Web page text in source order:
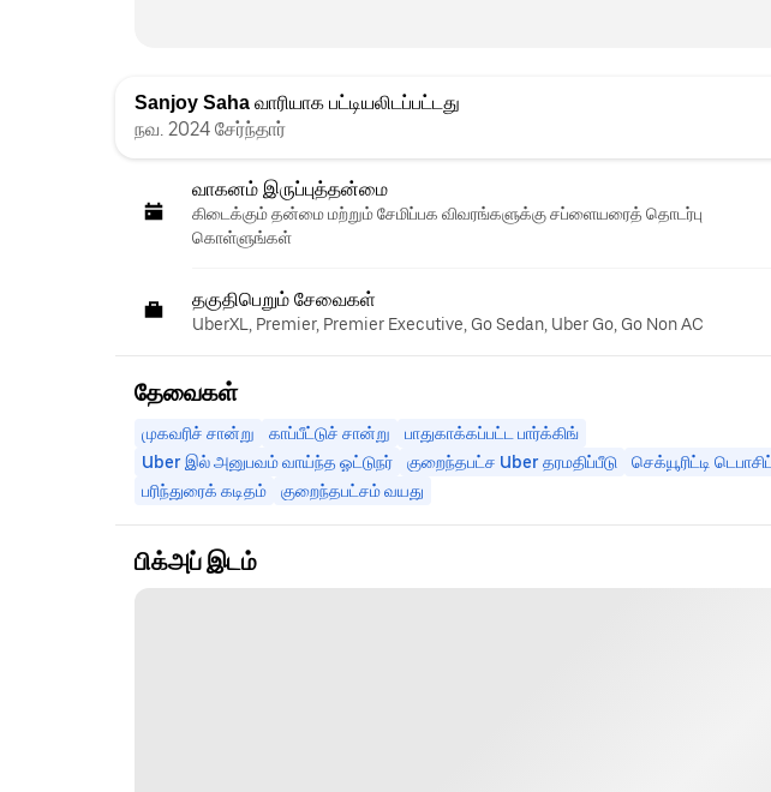
Sanjoy Saha வாரியாக பட்டியலிடப்பட்டது
நவ. 2024 சேர்ந்தார்
வாகனம் இருப்புத்தன்மை
கிடைக்கும் தன்மை மற்றும் சேமிப்பக விவரங்களுக்கு சப்ளையரைத் தொடர்பு
கொள்ளுங்கள்
தகுதிபெறும் சேவைகள்
UberXL, Premier, Premier Executive, Go Sedan, Uber Go, Go Non AC
தேவைகள்
முகவரிச் சான்று காப்பீட்டுச் சான்று
பாதுகாக்கப்பட்ட பார்க்கிங்
Uber இல் அனுபவம் வாய்ந்த ஓட்டுநர்
குறைந்தபட்ச Uber தரமதிப்பீடு
செக்யூரிட்டி டெபாசிட்
பரிந்துரைக் கடிதம்
குறைந்தபட்சம் வயது
பிக்அப் இடம்